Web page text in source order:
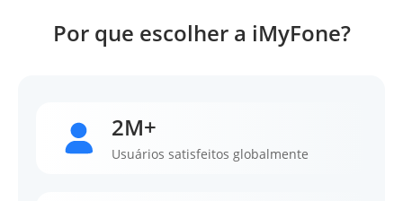
Por que escolher a iMyFone?
2M+
Usuários satisfeitos globalmente